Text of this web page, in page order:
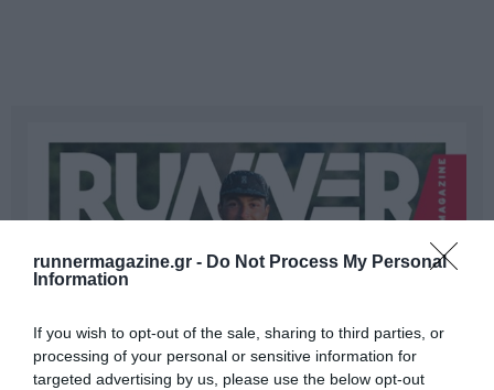
runnermagazine.gr - Do Not Process My Personal
Information
If you wish to opt-out of the sale, sharing to third parties, or
processing of your personal or sensitive information for
targeted advertising by us, please use the below opt-out